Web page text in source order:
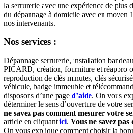
la serrurerie avec une expérience de plus
du dépannage à domicile avec en moyen
nos intervenants.
Nos services :
Dépannage serrurerie, installation
PICARD, création, fourniture et réappro
reproduction de clés minutes, clés
véhicule, badge immeuble et télécommande
disposons d’une page d’aide. On vous explique comment
déterminer le sens d’ouverture de votre
ne savez pas comment mesurer votre
article en cliquant ici. Vous ne savez
On vous explique comment choisir la